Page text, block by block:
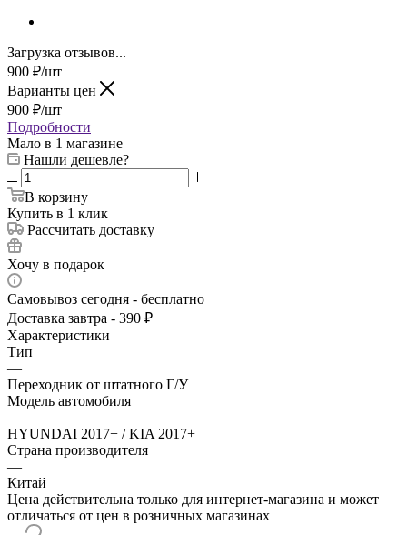
Загрузка отзывов...
900 ₽/шт
Варианты цен
900 ₽/шт
Подробности
Мало в 1 магазине
Нашли дешевле?
В корзину
Купить в 1 клик
Рассчитать доставку
Хочу в подарок
Самовывоз сегодня - бесплатно
Доставка завтра - 390 ₽
Характеристики
Тип
—
Переходник от штатного Г/У
Модель автомобиля
—
HYUNDAI 2017+ / KIA 2017+
Страна производителя
—
Китай
Цена действительна только для интернет-магазина и может
отличаться от цен в розничных магазинах